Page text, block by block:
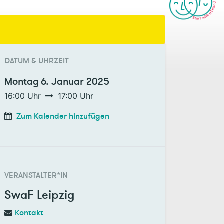
DATUM & UHRZEIT
Montag6. Januar 2025
16:00 Uhr 17:00 Uhr
Zum Kalender hinzufügen
VERANSTALTER*IN
SwaF Leipzig
Kontakt